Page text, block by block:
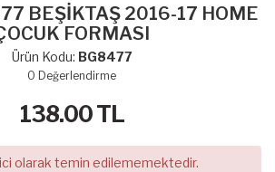
BEŞİKTAŞ 2016-17 HOME
FORMASI
Ürün Kodu: BG8477
0 Değerlendirme
138.00TL
olarak temin edilememektedir.